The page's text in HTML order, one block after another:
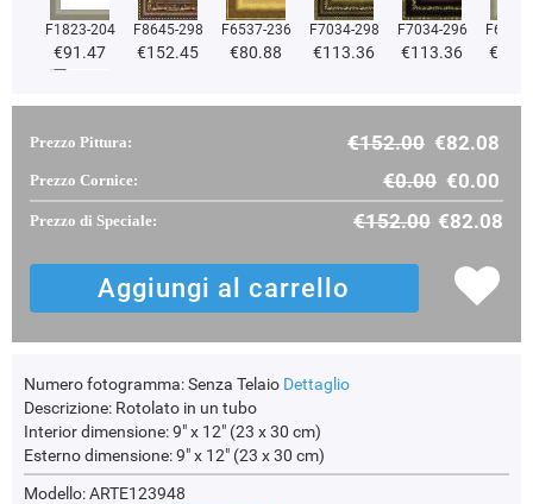
F1823-204
€91.47
F8645-298
€152.45
F6537-236
€80.88
F7034-298
€113.36
F7034-296
€113.36
F2833-204
€96.94
Prezzo Pittura: €152.00 €82.08
Prezzo Cornice: €0.00 €0.00
Prezzo di Speciale: €152.00 €82.08
Numero fotogramma:Senza Telaio Dettaglio
Descrizione: Rotolato in un tubo
Interior dimensione:9" x 12" (23 x 30 cm)
Esterno dimensione:9" x 12" (23 x 30 cm)
Modello: ARTE123948